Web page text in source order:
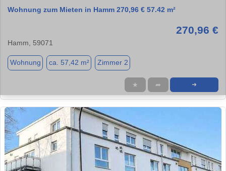
Wohnung zum Mieten in Hamm 270,96 € 57.42 m²
270,96 €
Hamm, 59071
Wohnung ca. 57,42 m² Zimmer 2
★ ➦ ➜